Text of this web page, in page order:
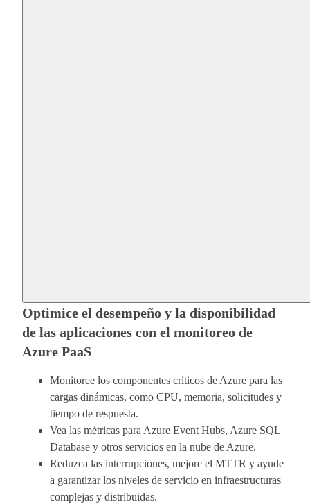
Optimice el desempeño y la disponibilidad
de las aplicaciones con el monitoreo de
Azure PaaS
Monitoree los componentes críticos de Azure para las
cargas dinámicas, como CPU, memoria, solicitudes y
tiempo de respuesta.
Vea las métricas para Azure Event Hubs, Azure SQL
Database y otros servicios en la nube de Azure.
Reduzca las interrupciones, mejore el MTTR y ayude
a garantizar los niveles de servicio en infraestructuras
complejas y distribuidas.